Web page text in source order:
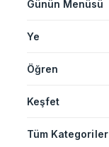
Günün Menüsü
Ye
Öğren
Keşfet
Tüm Kategoriler